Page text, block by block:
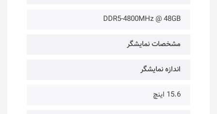
DDR5-4800MHz @ 48GB
مشخصات نمایشگر
اندازه نمایشگر
15.6 اینچ